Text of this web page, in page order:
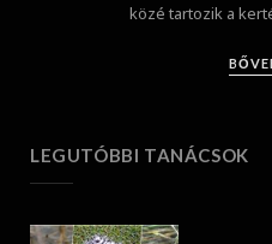
közé tartozik a
LEGUTÓBBI TANÁCSOK